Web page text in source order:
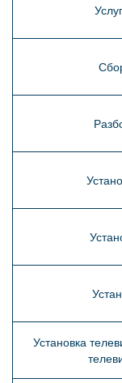
Установка